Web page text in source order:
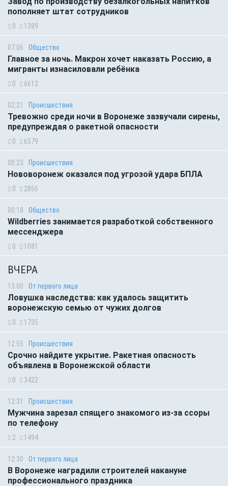
пополняет штат сотрудников
0 1389
07:06 Общество
Главное за ночь. Макрон хочет наказать Россию, а
мигранты изнасиловали ребёнка
0 6612
02:21 Происшествия
Тревожно среди ночи в Воронеже зазвучали сирены,
предупреждая о ракетной опасности
0 6579
00:23 Происшествия
Нововоронеж оказался под угрозой удара БПЛА
0 2856
00:18 Общество
Wildberries занимается разработкой собственного
мессенджера
0 1081
ВЧЕРА
13:00 От первого лица
Ловушка наследства: как удалось защитить
воронежскую семью от чужих долгов
0 1735
12:55 Происшествия
Срочно найдите укрытие. Ракетная опасность
объявлена в Воронежской области
0 3422
12:31 Происшествия
Мужчина зарезал спящего знакомого из-за ссоры
по телефону
2 1494
12:30 От первого лица
В Воронеже наградили строителей накануне
профессионального праздника